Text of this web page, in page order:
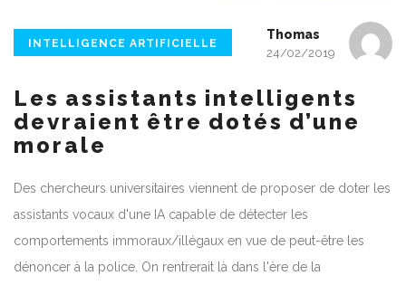
INTELLIGENCE ARTIFICIELLE
Thomas
24/02/2019
Les assistants intelligents
devraient être dotés d’une
morale
Des chercheurs universitaires viennent de proposer de doter les
assistants vocaux d'une IA capable de détecter les
comportements immoraux/illégaux en vue de peut-être les
dénoncer à la police. On rentrerait là dans l'ère de la